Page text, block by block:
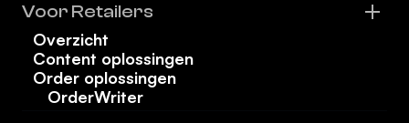
Voor Retailers
Overzicht
Content oplossingen
Order oplossingen
OrderWriter